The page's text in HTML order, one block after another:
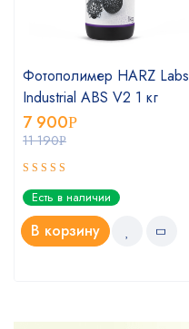
Фотополимер HARZ Labs
Industrial ABS V2 1 кг
11 190Р
7 900Р
Оценка
5.00из 5
Есть в наличии
В корзину